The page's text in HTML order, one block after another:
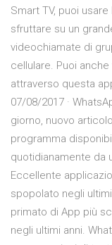
Smart TV, puoi
sfruttare su un
videochiamate di
cellulare. Puoi
attraverso questa
07/08/2017 ·
giorno, nuovo
programma
quotidianamente da
Eccellente
spopolato negli
primato di App più
negli ultimi anni.